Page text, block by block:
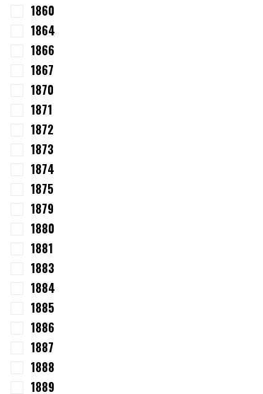
1860
1864
1866
1867
1870
1871
1872
1873
1874
1875
1879
1880
1881
1883
1884
1885
1886
1887
1888
1889